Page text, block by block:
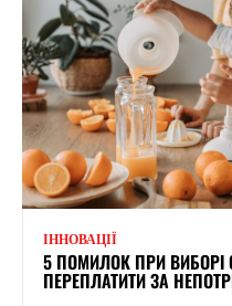
ІННОВАЦІЇ
5 ПОМИЛОК ПРИ
ПЕРЕПЛАТИТИ ЗА